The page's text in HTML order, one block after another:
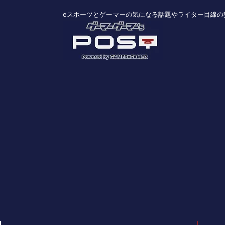
eスポーツとゲーマーの気になる話題やライター目線の